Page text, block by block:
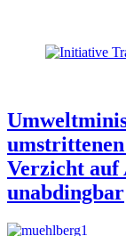
Verzicht auf
unabdingbar